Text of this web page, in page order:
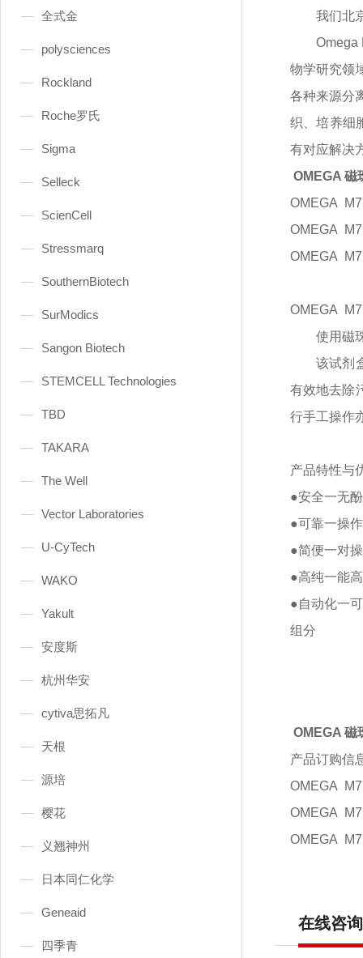
全式金
polysciences
Rockland
Roche罗氏
Sigma
Selleck
ScienCell
Stressmarq
SouthernBiotech
SurModics
Sangon Biotech
STEMCELL Technologies
TBD
TAKARA
The Well
Vector Laboratories
U-CyTech
WAKO
Yakult
安度斯
杭州华安
cytiva思拓凡
天根
源培
樱花
义翘神州
日本同仁化学
Geneaid
四季青
我们北
Omega
物学研究领
各种来源分
织、培养细
有对应解决
OMEGA 磁
OMEGA
OMEGA
OMEGA
OMEGA
使用磁
该试剂
有效地去除
行手工操作
产品特性与
●安全一无
●可靠一操
●简便一对
●高纯一能
●自动化一
组分
OMEGA 磁
产品订购信
OMEGA
OMEGA
OMEGA
在线咨询